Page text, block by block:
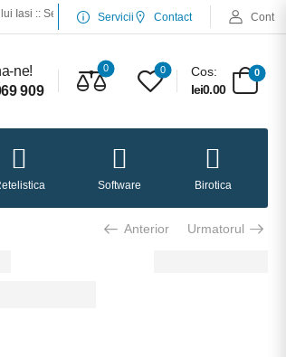
desktop si laptop :: Service imprimante :: Incarcari
Servicii Contact Cont
ne!
909
0 0
Cos:
lei0.00
0
Software Birotica
Anterior Urmatorul